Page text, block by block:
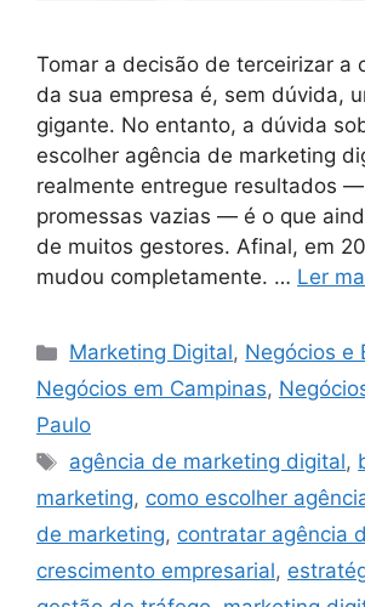
Tomar a decisão de terceirizar a
da sua empresa é, sem dúvida,
gigante. No entanto, a dúvida
escolher agência de marketing
realmente entregue resultados
promessas vazias — é o que
de muitos gestores. Afinal, em
mudou completamente. … Ler
Marketing Digital, Negócios e
Negócios em Campinas,
Paulo
agência de marketing digital,
marketing, como escolher
de marketing, contratar agência
crescimento empresarial,